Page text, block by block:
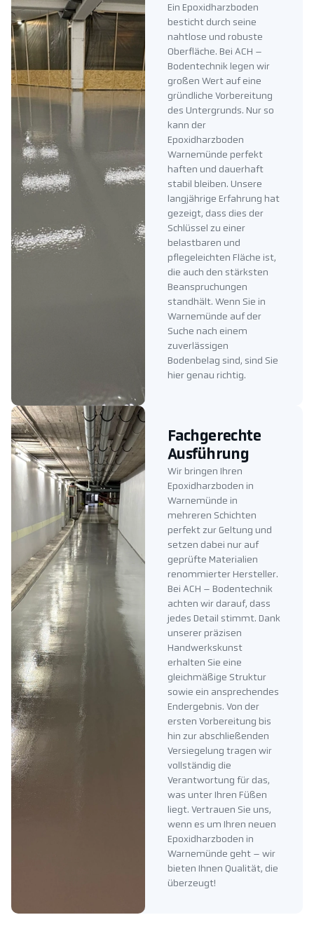
Ein Epoxidharzboden
besticht durch seine
nahtlose und robuste
Oberfläche. Bei ACH –
Bodentechnik legen wir
großen Wert auf eine
gründliche Vorbereitung
des Untergrunds. Nur so
kann der
Epoxidharzboden
Warnemünde perfekt
haften und dauerhaft
stabil bleiben. Unsere
langjährige Erfahrung hat
gezeigt, dass dies der
Schlüssel zu einer
belastbaren und
pflegeleichten Fläche ist,
die auch den stärksten
Beanspruchungen
standhält. Wenn Sie in
Warnemünde auf der
Suche nach einem
zuverlässigen
Bodenbelag sind, sind Sie
hier genau richtig.
Fachgerechte
Ausführung
Wir bringen Ihren
Epoxidharzboden in
Warnemünde in
mehreren Schichten
perfekt zur Geltung und
setzen dabei nur auf
geprüfte Materialien
renommierter Hersteller.
Bei ACH – Bodentechnik
achten wir darauf, dass
jedes Detail stimmt. Dank
unserer präzisen
Handwerkskunst
erhalten Sie eine
gleichmäßige Struktur
sowie ein ansprechendes
Endergebnis. Von der
ersten Vorbereitung bis
hin zur abschließenden
Versiegelung tragen wir
vollständig die
Verantwortung für das,
was unter Ihren Füßen
liegt. Vertrauen Sie uns,
wenn es um Ihren neuen
Epoxidharzboden in
Warnemünde geht – wir
bieten Ihnen Qualität, die
überzeugt!